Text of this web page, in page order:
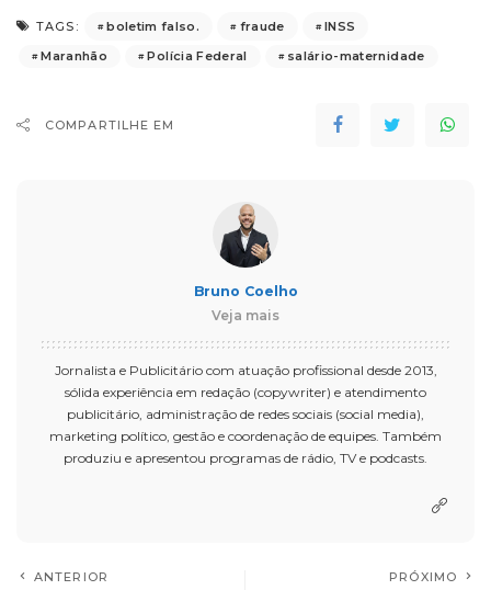
TAGS: boletim falso. fraude
INSS
Maranhão
Polícia Federal salário-maternidade
COMPARTILHE EM
Bruno Coelho
Veja mais
Jornalista e Publicitário com atuação profissional desde 2013,
sólida experiência em redação (copywriter) e atendimento
publicitário, administração de redes sociais (social media),
marketing político, gestão e coordenação de equipes. Também
produziu e apresentou programas de rádio, TV e podcasts.
ANTERIOR PRÓXIMO